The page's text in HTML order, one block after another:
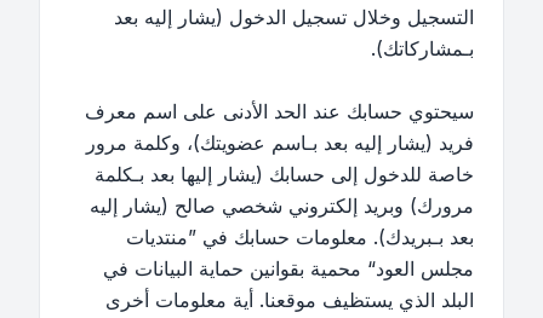
التسجيل وخلال تسجيل الدخول (يشار إليه بعد
بـمشاركاتك).
سيحتوي حسابك عند الحد الأدنى على اسم معرف
فريد (يشار إليه بعد بـاسم عضويتك)، وكلمة مرور
خاصة للدخول إلى حسابك (يشار إليها بعد بـكلمة
مرورك) وبريد إلكتروني شخصي صالح (يشار إليه
بعد بـبريدك). معلومات حسابك في ”منتديات
مجلس العود“ محمية بقوانين حماية البيانات في
البلد الذي يستظيف موقعنا. أية معلومات أخرى